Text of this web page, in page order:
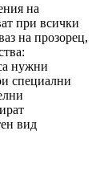
на
при всички
на прозорец,
нужни
специални
вид